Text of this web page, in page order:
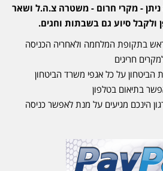
- מקרי חרום - משטרה צ.ה.ל ושאר
ולקבל סיוע גם בשבתות וחגים.
בתקופת המלחמה ולאחריה הכניסה
חריגים
הביטחון על כל אגפי משרד הביטחון
בתיאום בטלפון
הינכם מגיעים על מנת לאפשר כניסה